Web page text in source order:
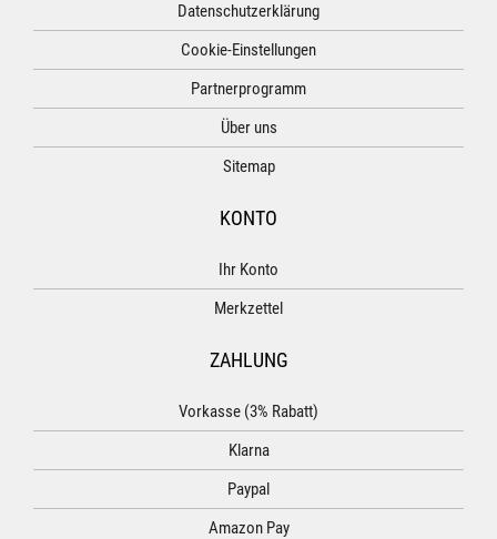
Datenschutzerklärung
Cookie-Einstellungen
Partnerprogramm
Über uns
Sitemap
KONTO
Ihr Konto
Merkzettel
ZAHLUNG
Vorkasse (3% Rabatt)
Klarna
Paypal
Amazon Pay